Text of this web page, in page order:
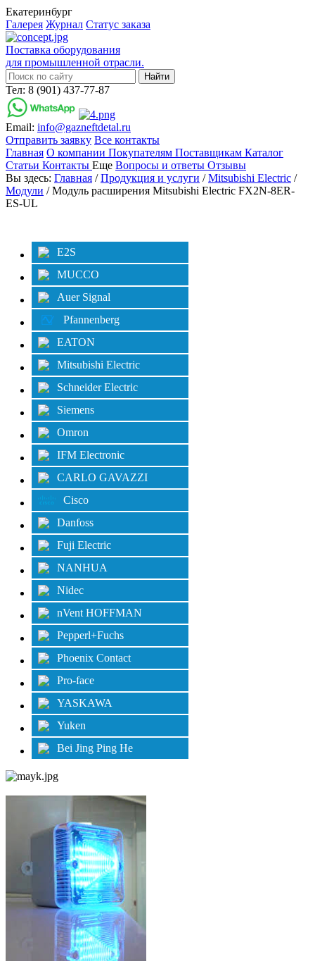
Екатеринбург
Галерея Журнал Статус заказа
Поставка оборудования
для промышленной отрасли.
Тел: 8 (901) 437-77-87
Email: info@gazneftdetal.ru
Отправить заявку Все контакты
Главная О компании Покупателям Поставщикам Каталог
Статьи Контакты Еще Вопросы и ответы Отзывы
Вы здесь: Главная /Продукция и услуги /Mitsubishi Electric /
Модули / Модуль расширения Mitsubishi Electric FX2N-8ER-
ES-UL
E2S
MUCCO
Auer Signal
Pfannenberg
EATON
Mitsubishi Electric
Schneider Electric
Siemens
Omron
IFM Electronic
CARLO GAVAZZI
Cisco
Danfoss
Fuji Electric
NANHUA
Nidec
nVent HOFFMAN
Pepperl+Fuchs
Phoenix Contact
Pro-face
YASKAWA
Yuken
Bei Jing Ping He